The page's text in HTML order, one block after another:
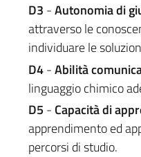
D3 -Autonomia di
attraverso le
individuare le
D4-Abilità
linguaggio chimico
D5 - Capacità di
apprendimento ed
percorsi di studio.